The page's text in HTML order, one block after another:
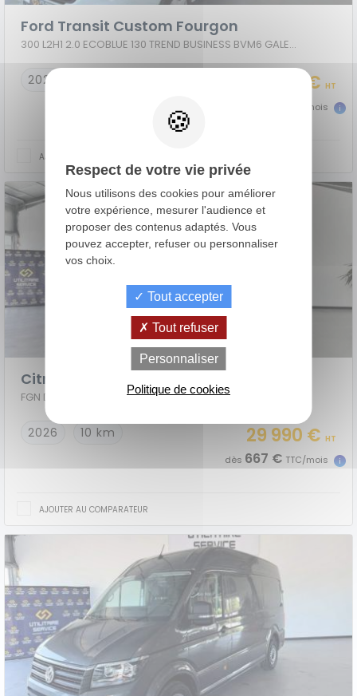
de
votreLe crédit
classique
Ford Transit Custom Fourgon
300 L2H1 2.0 ECOBLUE 130 TREND BUSINESS BVM6 GALERIE ECHELLE
2022 18 990 € HT
TTC/mois
AJOUTER AU COMPARATEUR
Citroen Jumpy Fourgon
2026 10 km 29 990 € HT
dès 667 € TTC/mois
AJOUTER AU COMPARATEUR
Respect de votre vie privée
Nous utilisons des cookies pour améliorer
votre expérience, mesurer l'audience et
proposer des contenus adaptés. Vous
pouvez accepter, refuser ou personnaliser
vos choix.
Tout accepter
Tout refuser
Personnaliser
Politique de cookies